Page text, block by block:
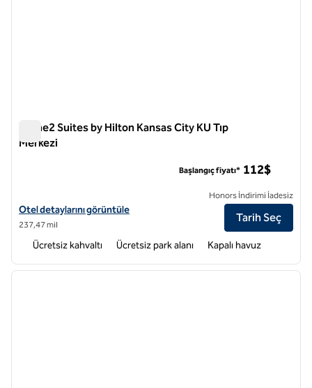
Home2 Suites by Hilton Kansas City KU Tıp
Merkezi
Home2 Suites by Hilton Kansas City KU Medical Center için otel
Otel detaylarını görüntüle
237,47 mil
Başlangıç fiyatı* 112$
Honors İndirimi İadesiz
Tarih Seç
Ücretsiz kahvaltı Ücretsiz park alanı Kapalı havuz
1 / 12